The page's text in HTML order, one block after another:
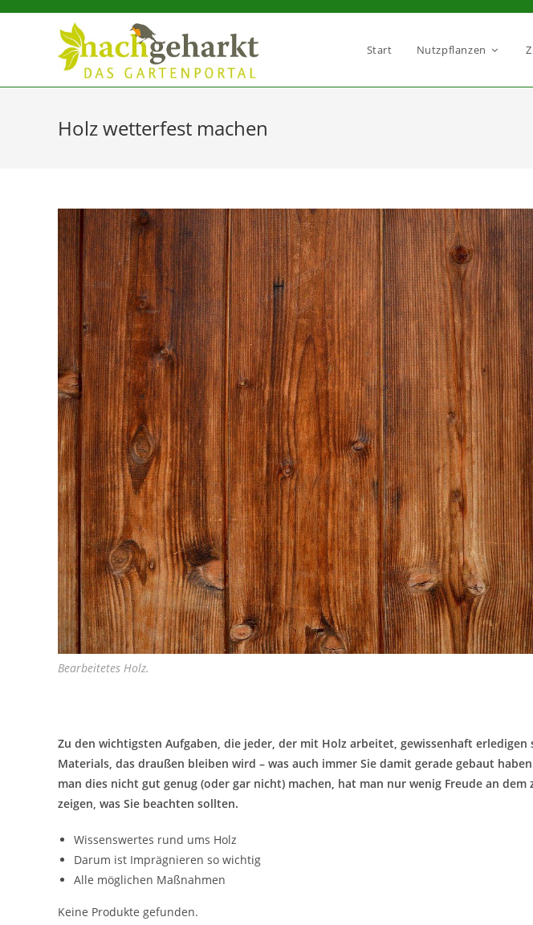
Sidebar-
Start Nutzpflanzen
Holz wetterfest machen
Bearbeitetes Holz.
Zu den wichtigsten Aufgaben, die jeder, der mit Holz arbeitet, gewissenhaft
Materials, das draußen bleiben wird – was auch immer Sie damit gerade gebaut
man dies nicht gut genug (oder gar nicht) machen, hat man nur wenig Freude an
zeigen, was Sie beachten sollten.
Wissenswertes rund ums Holz
Darum ist Imprägnieren so wichtig
Alle möglichen Maßnahmen
Keine Produkte gefunden.